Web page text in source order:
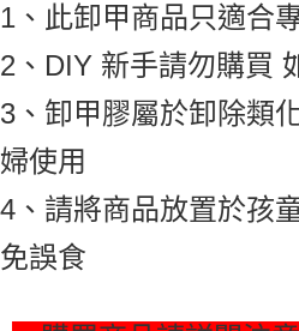
1、此卸甲商品只適合
2、DIY 新手請勿購買
3、卸甲膠屬於卸除類
婦使用
4、請將商品放置於孩
免誤食